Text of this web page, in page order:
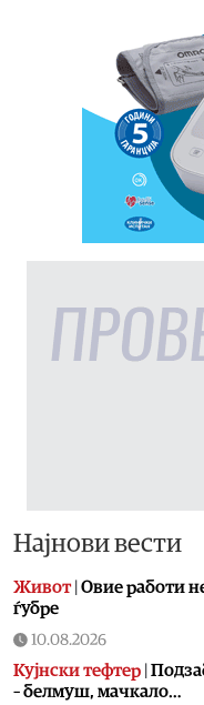
Најнови вести
Живот| Овие работи
ѓубре
10.08.2026
Кујнски тефтер
– белмуш, мачкало…